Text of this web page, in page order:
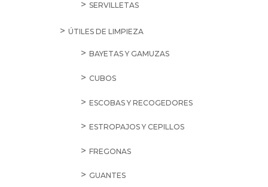
SERVILLETAS
ÚTILES DE LIMPIEZA
BAYETAS Y GAMUZAS
CUBOS
ESCOBAS Y RECOGEDORES
ESTROPAJOS Y CEPILLOS
FREGONAS
GUANTES